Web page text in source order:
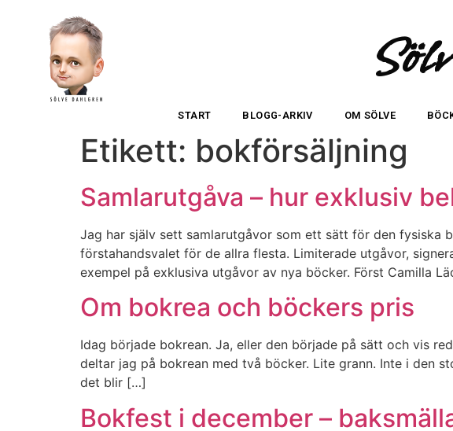
START BLOGG-ARKIV OM SÖLVE
Etikett: bokförsäljning
Samlarutgåva – hur exklusiv
Jag har själv sett samlarutgåvor som ett sätt för den fysiska
förstahandsvalet för de allra flesta. Limiterade utgåvor,
exempel på exklusiva utgåvor av nya böcker. Först Camilla
Om bokrea och böckers pris
Idag började bokrean. Ja, eller den började på sätt och vis
deltar jag på bokrean med två böcker. Lite grann. Inte i den
det blir […]
Bokfest i december –